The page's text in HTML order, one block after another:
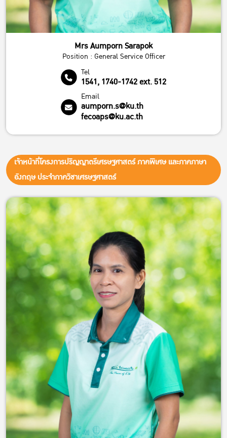
Mrs Aumporn Sarapok
Position : General Service Officer
Tel
1541, 1740-1742 ext. 512
Email
aumporn.s@ku.th
fecoaps@ku.ac.th
เจ้าหน้าที่โครงการปริญญาตรีเศรษฐศาสตร์ ภาคพิเศษ และภาคภาษา
อังกฤษ ประจำภาควิชาเศรษฐศาสตร์